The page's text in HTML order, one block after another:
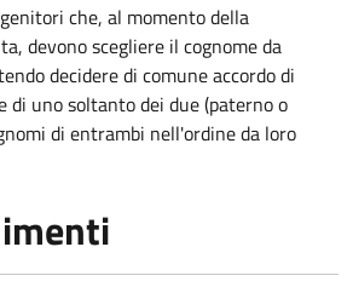
che, al momento della
devono scegliere il cognome da
decidere di comune accordo di
uno soltanto dei due (paterno o
di entrambi nell'ordine da loro